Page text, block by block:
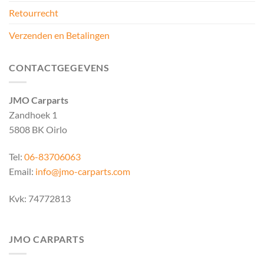
Retourrecht
Verzenden en Betalingen
CONTACTGEGEVENS
JMO Carparts
Zandhoek 1
5808 BK Oirlo
Tel: 06-83706063
Email: info@jmo-carparts.com
Kvk: 74772813
JMO CARPARTS